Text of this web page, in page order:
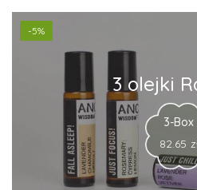
-5%
3 olejki
3-Box
82.65